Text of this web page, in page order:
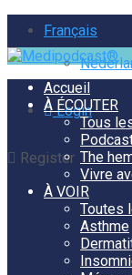
Français
Login
Register
Accueil
À ÉCOUTER
Tous
The
Vivre
À VOIR
Toutes
Asthme